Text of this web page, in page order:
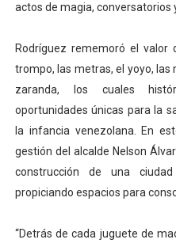
actos de magia, conversatorios
Rodríguez rememoró el valor
trompo, las metras, el yoyo,
zaranda, los cuales
oportunidades únicas para la
la infancia venezolana. En
gestión del alcalde Nelson
construcción de una
propiciando espacios para
“Detrás de cada juguete de